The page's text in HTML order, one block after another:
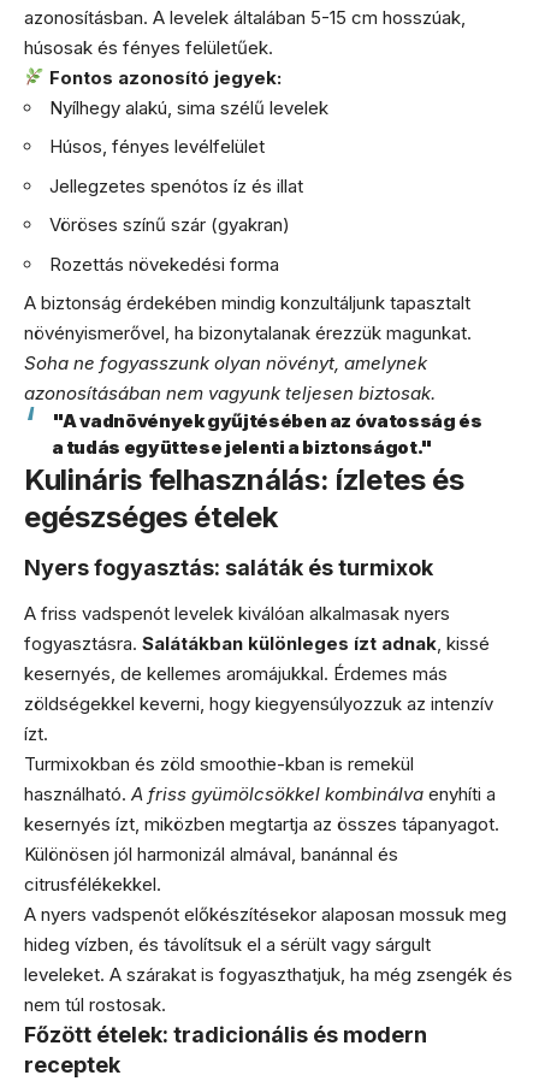
azonosításban. A levelek általában 5-15 cm hosszúak,
húsosak és fényes felületűek.
Fontos azonosító jegyek:
Nyílhegy alakú, sima szélű levelek
Húsos, fényes levélfelület
Jellegzetes spenótos íz és illat
Vöröses színű szár (gyakran)
Rozettás növekedési forma
A biztonság érdekében mindig konzultáljunk tapasztalt
növényismerővel, ha bizonytalanak érezzük magunkat.
Soha ne fogyasszunk olyan növényt, amelynek
azonosításában nem vagyunk teljesen biztosak.
"A vadnövények gyűjtésében az óvatosság és
a tudás együttese jelenti a biztonságot."
Kulináris felhasználás: ízletes és
egészséges ételek
Nyers fogyasztás: saláták és turmixok
A friss vadspenót levelek kiválóan alkalmasak nyers
fogyasztásra. Salátákban különleges ízt adnak, kissé
kesernyés, de kellemes aromájukkal. Érdemes más
zöldségekkel keverni, hogy kiegyensúlyozzuk az intenzív
ízt.
Turmixokban és zöld smoothie-kban is remekül
használható. A friss gyümölcsökkel kombinálva enyhíti a
kesernyés ízt, miközben megtartja az összes tápanyagot.
Különösen jól harmonizál almával, banánnal és
citrusfélékekkel.
A nyers vadspenót előkészítésekor alaposan mossuk meg
hideg vízben, és távolítsuk el a sérült vagy sárgult
leveleket. A szárakat is fogyaszthatjuk, ha még zsengék és
nem túl rostosak.
Főzött ételek: tradicionális és modern
receptek